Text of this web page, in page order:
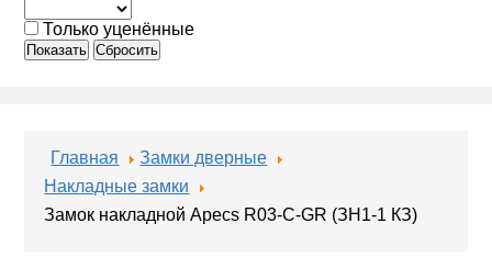
Только уценённые
Показать Сбросить
Главная
Замки дверные
Накладные замки
Замок накладной Apecs R03-C-GR (ЗН1-1 КЗ)